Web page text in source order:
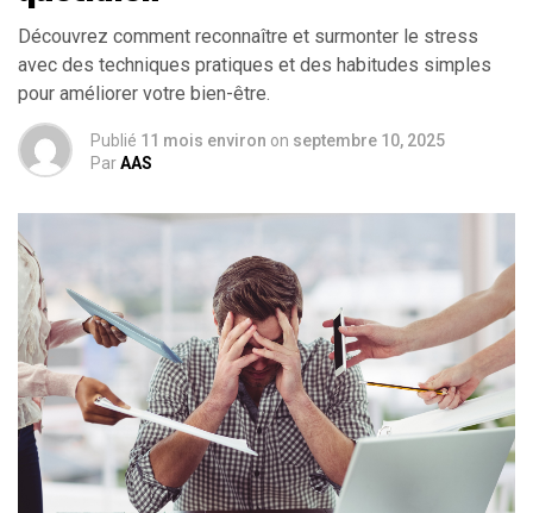
Découvrez comment reconnaître et surmonter le stress
avec des techniques pratiques et des habitudes simples
pour améliorer votre bien-être.
Publié 11 mois environ on septembre 10, 2025
ParAAS